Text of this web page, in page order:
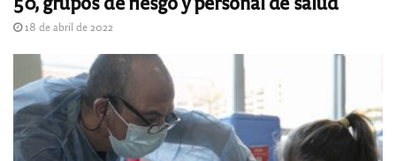
18 de abril de 2022